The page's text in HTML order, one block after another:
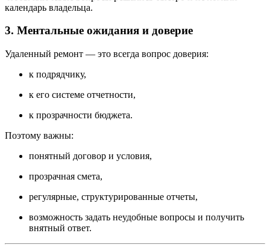
календарь владельца.
3. Ментальные ожидания и доверие
Удаленный ремонт — это всегда вопрос доверия:
к подрядчику,
к его системе отчетности,
к прозрачности бюджета.
Поэтому важны:
понятный договор и условия,
прозрачная смета,
регулярные, структурированные отчеты,
возможность задать неудобные вопросы и получить
внятный ответ.